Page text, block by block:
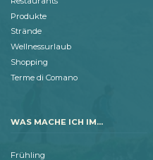
Produkte
Strände
Wellnessurlaub
Shopping
Terme di Comano
WAS MACHE ICH IM...
Frühling